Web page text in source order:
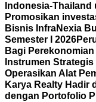
Indonesia-
Promosikan
Bisnis InfraNexia
Semester I 2026
Bagi
Instrumen
Operasikan Alat
Karya Realty Hadir
dengan Portofolio